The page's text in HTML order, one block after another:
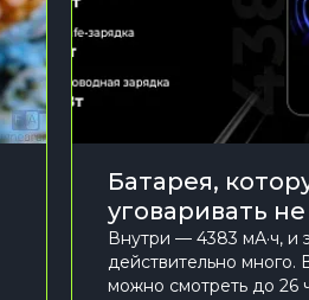
Батарея,
уговаривать
Внутри — 4383 мА·ч, и
действительно много.
можно смотреть до 26